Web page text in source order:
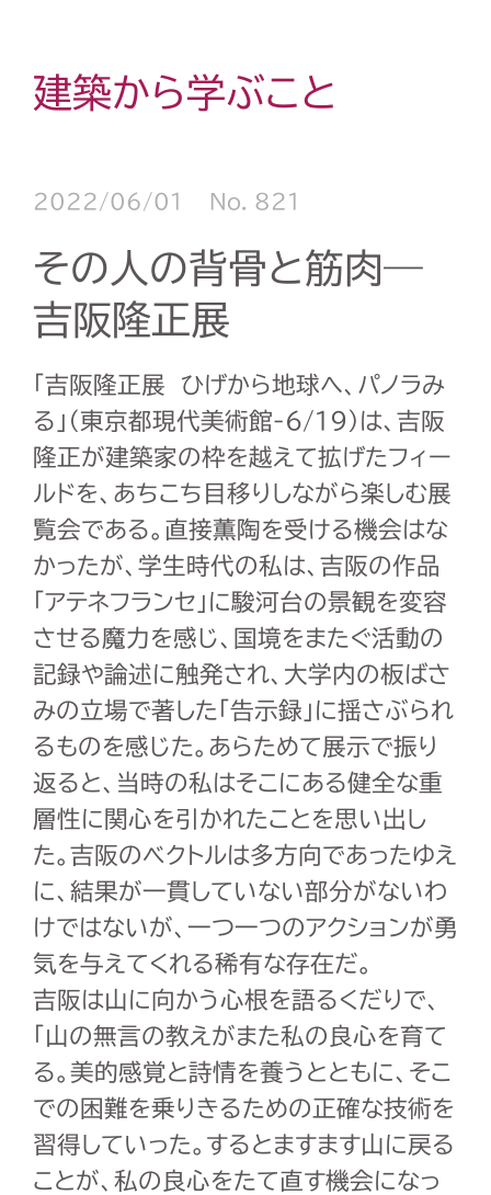
建築から学ぶこと
2022/06/01 No. 821
その人の背骨と筋肉―
吉阪隆正展
「吉阪隆正展 ひげから地球へ、パノラみ
る」（東京都現代美術館-6/19）は、吉阪
隆正が建築家の枠を越えて拡げたフィー
ルドを、あちこち目移りしながら楽しむ展
覧会である。直接薫陶を受ける機会はな
かったが、学生時代の私は、吉阪の作品
「アテネフランセ」に駿河台の景観を変容
させる魔力を感じ、国境をまたぐ活動の
記録や論述に触発され、大学内の板ばさ
みの立場で著した「告示録」に揺さぶられ
るものを感じた。あらためて展示で振り
返ると、当時の私はそこにある健全な重
層性に関心を引かれたことを思い出し
た。吉阪のベクトルは多方向であったゆえ
に、結果が一貫していない部分がないわ
けではないが、一つ一つのアクションが勇
気を与えてくれる稀有な存在だ。
吉阪は山に向かう心根を語るくだりで、
「山の無言の教えがまた私の良心を育て
る。美的感覚と詩情を養うとともに、そこ
での困難を乗りきるための正確な技術を
習得していった。するとますます山に戻る
ことが、私の良心をたて直す機会になっ